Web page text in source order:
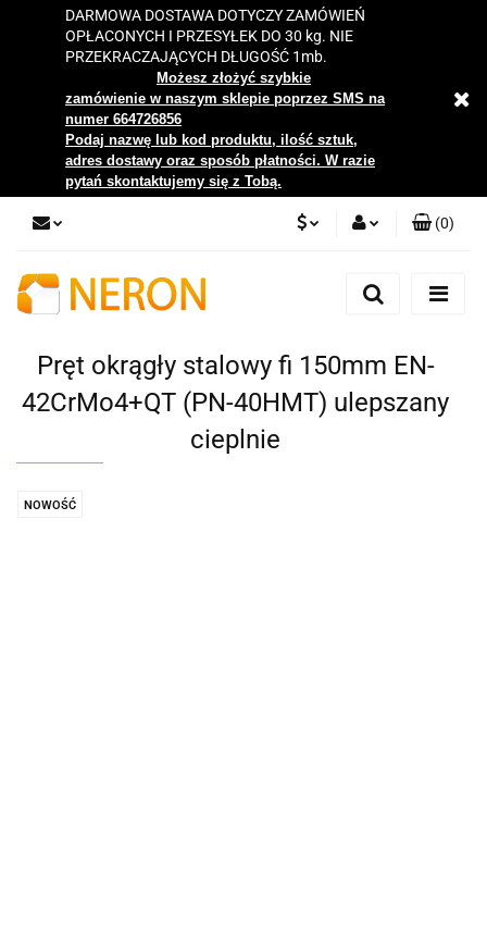
DARMOWA DOSTAWA DOTYCZY ZAMÓWIEŃ
OPŁACONYCH I PRZESYŁEK DO 30 kg. NIE
PRZEKRACZAJĄCYCH DŁUGOŚĆ 1mb.
Możesz złożyć szybkie
zamówienie w naszym sklepie poprzez SMS na
numer 664726856
Podaj nazwę lub kod produktu, ilość sztuk,
adres dostawy oraz sposób płatności. W razie
pytań skontaktujemy się z Tobą.
Zaloguj się
Zgody cookies
(0)
Pręt okrągły stalowy fi 150mm EN-
42CrMo4+QT (PN-40HMT) ulepszany
cieplnie
NOWOŚĆ